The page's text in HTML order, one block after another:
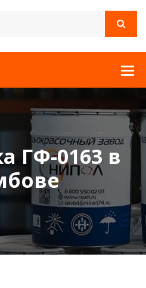
ГФ-0163 в